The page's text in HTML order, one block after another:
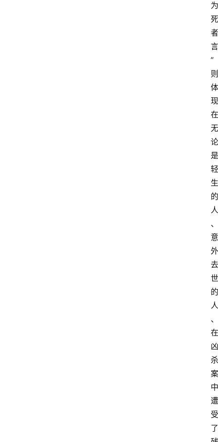
为
死
者
言
”
则
体
现
在
无
论
是
轻
生
的
人
、
意
外
去
世
的
人
、
在
凶
杀
案
中
遭
受
了